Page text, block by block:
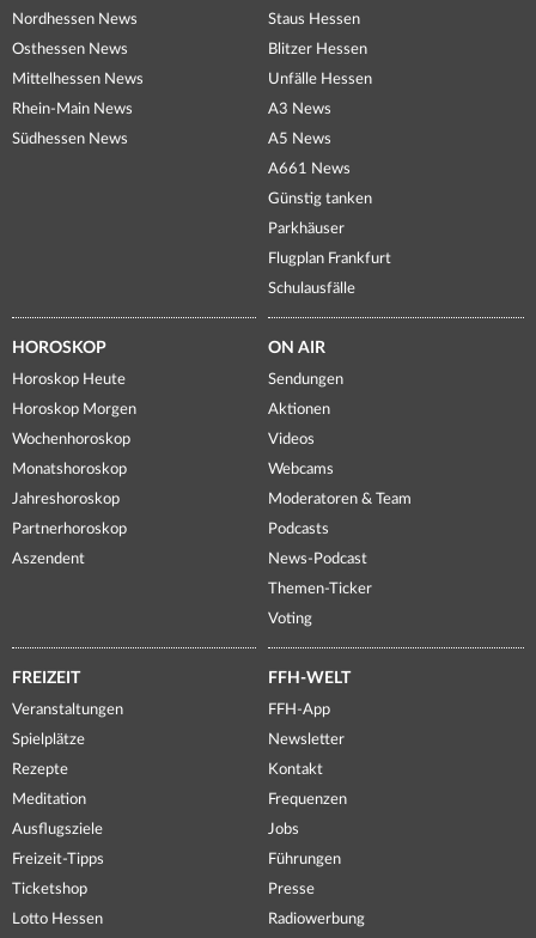
Nordhessen News
Osthessen News
Mittelhessen News
Rhein-Main News
Südhessen News
Staus Hessen
Blitzer Hessen
Unfälle Hessen
A3 News
A5 News
A661 News
Günstig tanken
Parkhäuser
Flugplan Frankfurt
Schulausfälle
HOROSKOP
Horoskop Heute
Horoskop Morgen
Wochenhoroskop
Monatshoroskop
Jahreshoroskop
Partnerhoroskop
Aszendent
ON AIR
Sendungen
Aktionen
Videos
Webcams
Moderatoren & Team
Podcasts
News-Podcast
Themen-Ticker
Voting
FREIZEIT
Veranstaltungen
Spielplätze
Rezepte
Meditation
Ausflugsziele
Freizeit-Tipps
Ticketshop
Lotto Hessen
FFH-WELT
FFH-App
Newsletter
Kontakt
Frequenzen
Jobs
Führungen
Presse
Radiowerbung